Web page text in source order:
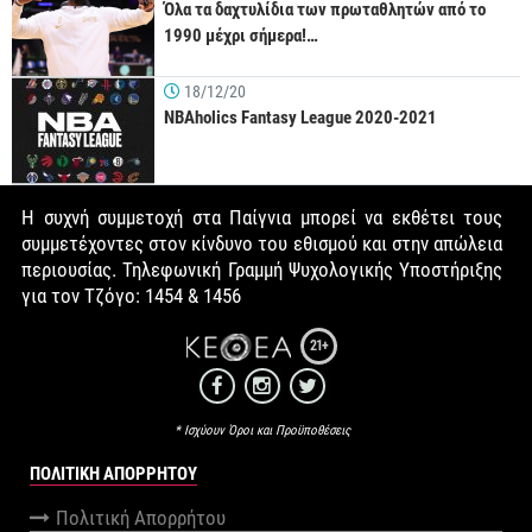
Όλα τα δαχτυλίδια των πρωταθλητών από το
1990 μέχρι σήμερα!…
18/12/20
NBAholics Fantasy League 2020-2021
Η συχνή συμμετοχή στα Παίγνια μπορεί να εκθέτει τους
συμμετέχοντες στον κίνδυνο του εθισμού και στην απώλεια
περιουσίας. Τηλεφωνική Γραμμή Ψυχολογικής Υποστήριξης
για τον Τζόγο: 1454 & 1456
21+
* Ισχύουν Όροι και Προϋποθέσεις
ΠΟΛΙΤΙΚΉ ΑΠΟΡΡΉΤΟΥ
Πολιτική Απορρήτου